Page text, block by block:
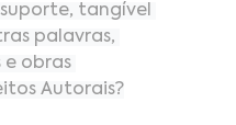
tangível
palavras,
e obras
Autorais?